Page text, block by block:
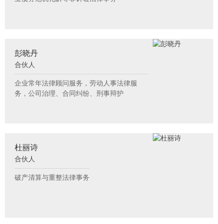
彭晓丹
合伙人
企业常年法律顾问服务，劳动人事法律服
务，公司治理、合同纠纷、刑事辩护
杜丽诗
合伙人
破产清算与重整法律事务